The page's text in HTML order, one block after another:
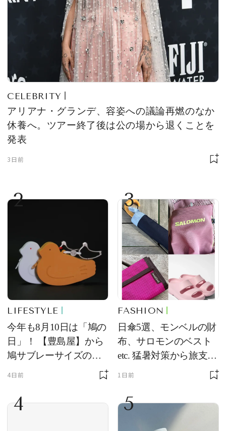
CELEBRITY
アリアナ・グランデ、容姿への議論再燃のなか
休養へ。ツアー終了後は公の場から退くことを
発表
3日前
2
LIFESTYLE
今年も8月10日は「鳩の
日」！ 【豊島屋】から
鳩サブレーサイズのポ
ーチ「はとっこ」を限
4日前
3
FASHION
日傘5選、モンベルの財
布、サロモンのベスト
etc. 猛暑対策から旅支度
まで！ ｜今週の人気記
1日前
4 5